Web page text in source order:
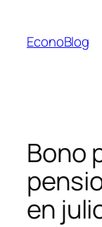
contenido
EconoBlog
Bono
en